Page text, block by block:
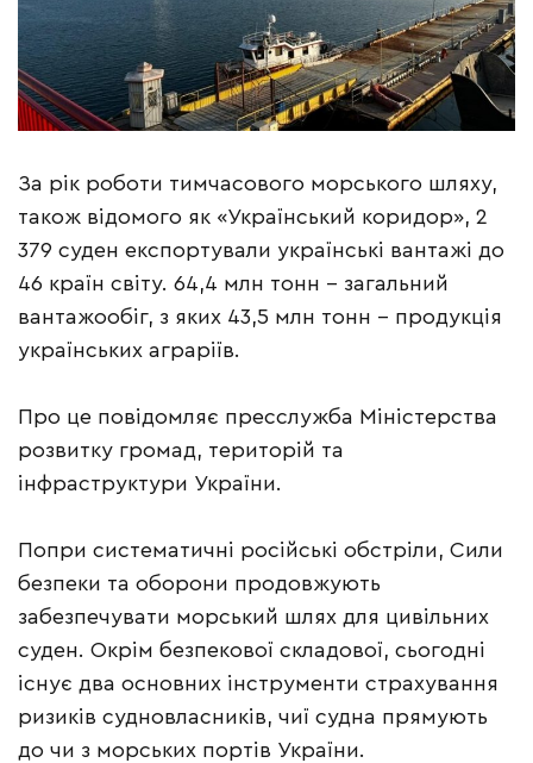
За рік роботи тимчасового морського шляху,
також відомого як «Український коридор», 2
379 суден експортували українські вантажі до
46 країн світу. 64,4 млн тонн – загальний
вантажообіг, з яких 43,5 млн тонн – продукція
українських аграріїв.
Про це повідомляє пресслужба Міністерства
розвитку громад, територій та
інфраструктури України.
Попри систематичні російські обстріли, Сили
безпеки та оборони продовжують
забезпечувати морський шлях для цивільних
суден. Окрім безпекової складової, сьогодні
існує два основних інструменти страхування
ризиків судновласників, чиї судна прямують
до чи з морських портів України.